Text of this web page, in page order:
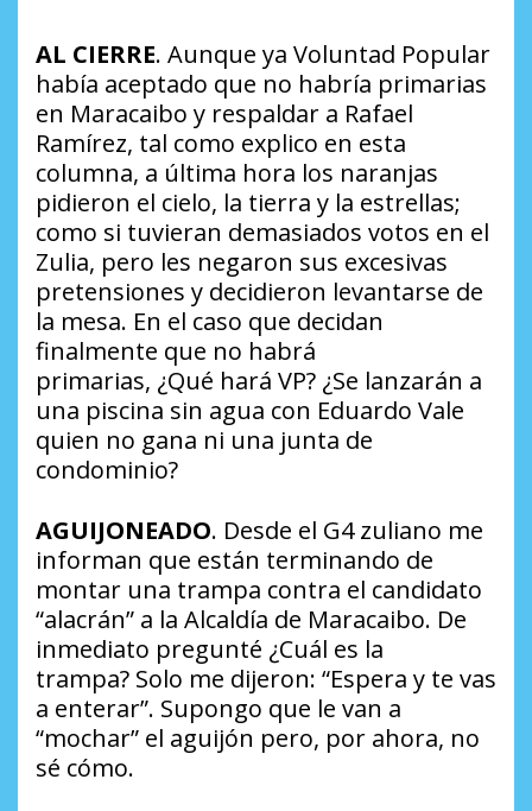
AL CIERRE. Aunque ya Voluntad Popular
había aceptado que no habría primarias
en Maracaibo y respaldar a Rafael
Ramírez, tal como explico en esta
columna, a última hora los naranjas
pidieron el cielo, la tierra y la estrellas;
como si tuvieran demasiados votos en el
Zulia, pero les negaron sus excesivas
pretensiones y decidieron levantarse de
la mesa. En el caso que decidan
finalmente que no habrá
primarias, ¿Qué hará VP? ¿Se lanzarán a
una piscina sin agua con Eduardo Vale
quien no gana ni una junta de
condominio?
AGUIJONEADO. Desde el G4 zuliano me
informan que están terminando de
montar una trampa contra el candidato
“alacrán” a la Alcaldía de Maracaibo. De
inmediato pregunté ¿Cuál es la
trampa? Solo me dijeron: “Espera y te vas
a enterar”. Supongo que le van a
“mochar” el aguijón pero, por ahora, no
sé cómo.